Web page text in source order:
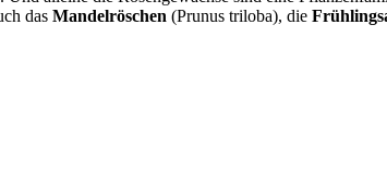
das Mandelröschen (Prunus triloba), die